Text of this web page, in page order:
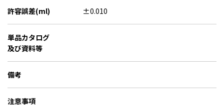
許容誤差(ml) ±0.010
単品カタログ
及び資料等
備考
注意事項